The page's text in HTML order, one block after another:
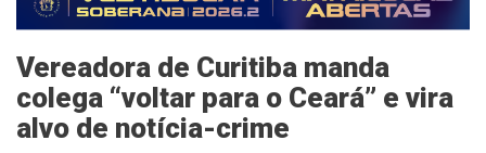
Vereadora de Curitiba manda
colega “voltar para o Ceará” e vira
alvo de notícia-crime